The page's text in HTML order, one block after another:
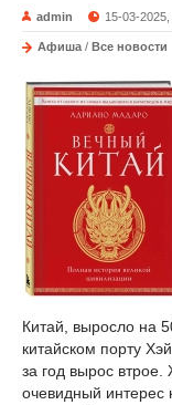
admin 15-03-
Афиша / Все новости
Китай, выросло на
китайском порту
за год вырос
очевидный интерес